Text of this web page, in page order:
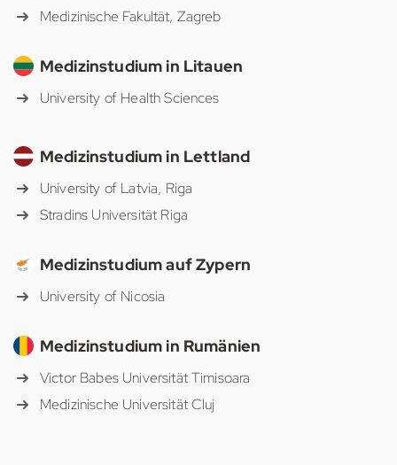
Medizinische Fakultät, Zagreb
Medizinstudium in Litauen
University of Health Sciences
Medizinstudium in Lettland
University of Latvia, Riga
Stradins Universität Riga
Medizinstudium auf Zypern
University of Nicosia
Medizinstudium in Rumänien
Victor Babes Universität Timisoara
Medizinische Universität Cluj